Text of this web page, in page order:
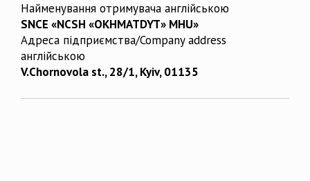
Найменування отримувача англійською
SNCE «NCSH «OKHMATDYT» MHU»
Адреса підприємства/Company address
англійською
V.Chornovola st., 28/1, Kyiv, 01135